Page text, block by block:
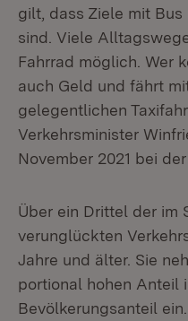
gilt, dass Ziele mit
sind. Viele
Fahrrad möglich. Wer
auch Geld und fährt
gelegentlichen
Verkehrsminister
November 2021 bei
Über ein Drittel der im
verunglückten
Jahre und älter. Sie
portional hohen Anteil
Bevölkerungsanteil